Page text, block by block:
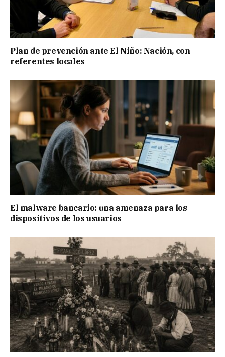
Plan de prevención ante El Niño: Nación, con
referentes locales
El malware bancario: una amenaza para los
dispositivos de los usuarios